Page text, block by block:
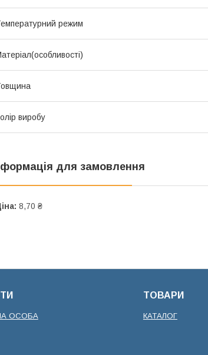
режим
виробу
для замовлення
8,70 ₴
ОСОБА
ТОВАРИ
КАТАЛОГ